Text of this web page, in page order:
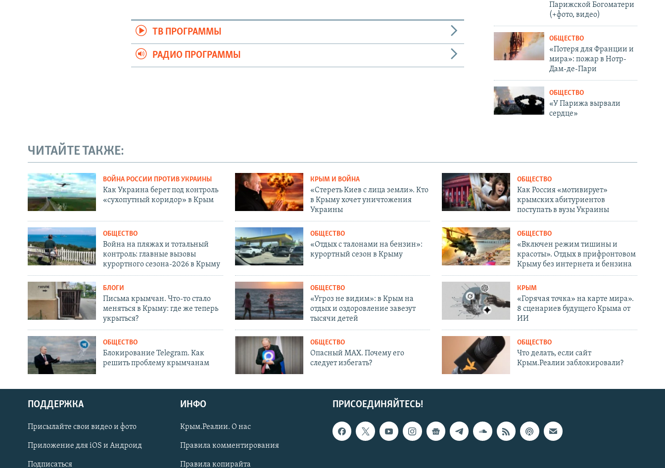
Українською
Qırımtatar
Парижской Богоматери
(+фото, видео)
ОБЩЕСТВО
«Потеря для Франции и
мира»: пожар в Нотр-
Дам-де-Пари
ОБЩЕСТВО
«У Парижа вырвали
сердце»
ТВ ПРОГРАММЫ
РАДИО ПРОГРАММЫ
ЧИТАЙТЕ ТАКЖЕ:
ВОЙНА РОССИИ ПРОТИВ УКРАИНЫ
Как Украина берет под контроль
«сухопутный коридор» в Крым
КРЫМ И ВОЙНА
«Стереть Киев с лица земли». Кто
в Крыму хочет уничтожения
Украины
ОБЩЕСТВО
Как Россия «мотивирует»
крымских абитуриентов
поступать в вузы Украины
ОБЩЕСТВО
Война на пляжах и тотальный
контроль: главные вызовы
курортного сезона-2026 в Крыму
ОБЩЕСТВО
«Отдых с талонами на бензин»:
курортный сезон в Крыму
ОБЩЕСТВО
«Включен режим тишины и
красоты». Отдых в прифронтовом
Крыму без интернета и бензина
БЛОГИ
Письма крымчан. Что-то стало
меняться в Крыму: где же теперь
укрыться?
ОБЩЕСТВО
«Угроз не видим»: в Крым на
отдых и оздоровление завезут
тысячи детей
КРЫМ
«Горячая точка» на карте мира».
8 сценариев будущего Крыма от
ИИ
ОБЩЕСТВО
Блокирование Telegram. Как
решить проблему крымчанам
ОБЩЕСТВО
Опасный MAX. Почему его
следует избегать?
ОБЩЕСТВО
Что делать, если сайт
Крым.Реалии заблокировали?
ПРИСОЕДИНЯЙТЕСЬ!
ПОДДЕРЖКА
Присылайте свои видео и фото
Приложение для iOS и Андроид
Подписаться
ИНФО
Крым.Реалии. О нас
Правила комментирования
Правила копирайта